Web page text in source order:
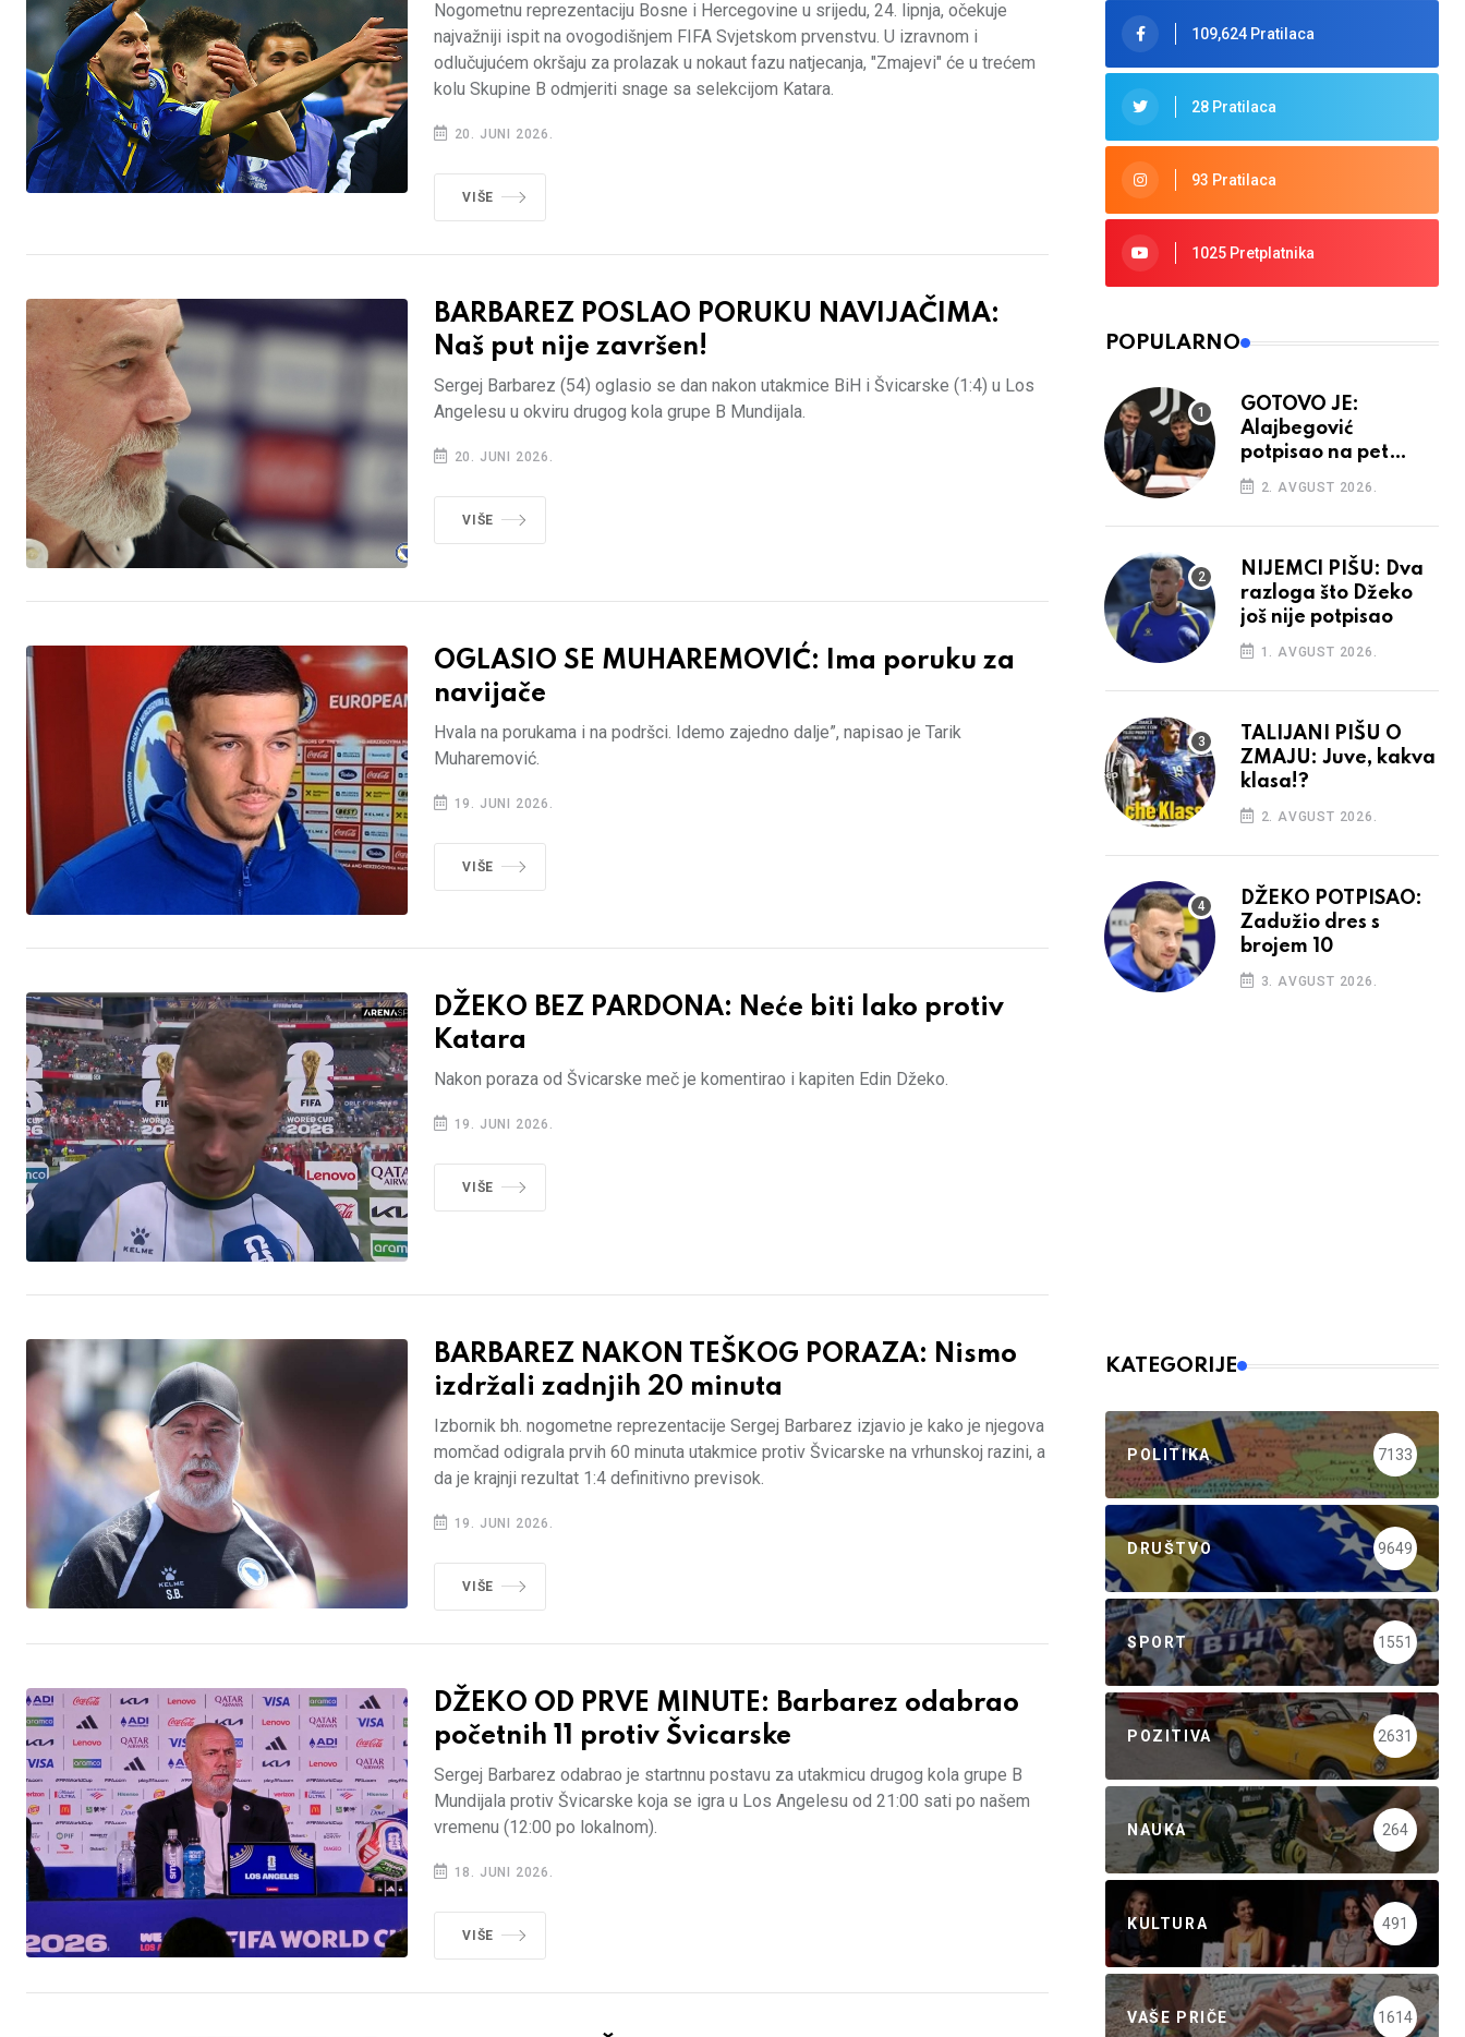
Nogometnu reprezentaciju Bosne i Hercegovine u srijedu, 24. lipnja, očekuje
najvažniji ispit na ovogodišnjem FIFA Svjetskom prvenstvu. U izravnom i
odlučujućem okršaju za prolazak u nokaut fazu natjecanja, "Zmajevi" će u trećem
kolu Skupine B odmjeriti snage sa selekcijom Katara.
20. JUNI 2026.
VIŠE
BARBAREZ POSLAO PORUKU NAVIJAČIMA:
Naš put nije završen!
Sergej Barbarez (54) oglasio se dan nakon utakmice BiH i Švicarske (1:4) u Los
Angelesu u okviru drugog kola grupe B Mundijala.
20. JUNI 2026.
VIŠE
OGLASIO SE MUHAREMOVIĆ: Ima poruku za
navijače
Hvala na porukama i na podršci. Idemo zajedno dalje”, napisao je Tarik
Muharemović.
19. JUNI 2026.
VIŠE
DŽEKO BEZ PARDONA: Neće biti lako protiv
Katara
Nakon poraza od Švicarske meč je komentirao i kapiten Edin Džeko.
19. JUNI 2026.
VIŠE
BARBAREZ NAKON TEŠKOG PORAZA: Nismo
izdržali zadnjih 20 minuta
Izbornik bh. nogometne reprezentacije Sergej Barbarez izjavio je kako je njegova
momčad odigrala prvih 60 minuta utakmice protiv Švicarske na vrhunskoj razini, a
da je krajnji rezultat 1:4 definitivno previsok.
19. JUNI 2026.
VIŠE
DŽEKO OD PRVE MINUTE: Barbarez odabrao
početnih 11 protiv Švicarske
Sergej Barbarez odabrao je startnnu postavu za utakmicu drugog kola grupe B
Mundijala protiv Švicarske koja se igra u Los Angelesu od 21:00 sati po našem
vremenu (12:00 po lokalnom).
18. JUNI 2026.
VIŠE
109,624 Pratilaca
28 Pratilaca
93 Pratilaca
1025 Pretplatnika
POPULARNO
GOTOVO JE:
Alajbegović
potpisao na pet
godina
2. AVGUST 2026.
NIJEMCI PIŠU: Dva
razloga što Džeko
još nije potpisao
1. AVGUST 2026.
TALIJANI PIŠU O
ZMAJU: Juve, kakva
klasa!?
2. AVGUST 2026.
DŽEKO POTPISAO:
Zadužio dres s
brojem 10
3. AVGUST 2026.
KATEGORIJE
POLITIKA 7133
DRUŠTVO 9649
SPORT 1551
POZITIVA 2631
NAUKA 264
KULTURA 491
VAŠE PRIČE 1614